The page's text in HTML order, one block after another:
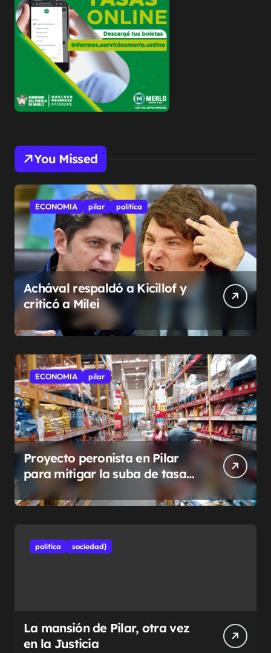
You Missed
ECONOMIA pilar politíca
Achával respaldó a Kicillof y
criticó a Milei
ECONOMIA pilar
Proyecto peronista en Pilar
para mitigar la suba de tasas
municipales
politíca sociedad}
La mansión de Pilar, otra vez
en la Justicia